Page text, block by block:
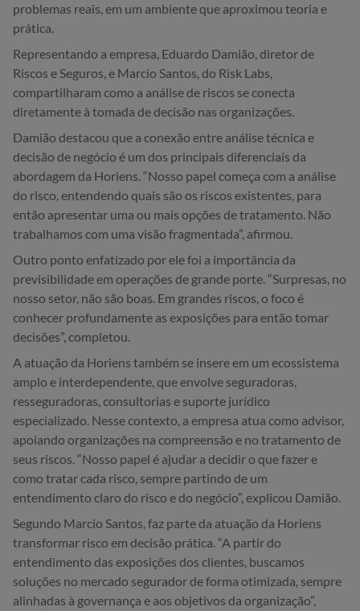
problemas reais, em um ambiente que aproximou teoria e
prática.
Representando a empresa, Eduardo Damião, diretor de
Riscos e Seguros, e Marcio Santos, do Risk Labs,
compartilharam como a análise de riscos se conecta
diretamente à tomada de decisão nas organizações.
Damião destacou que a conexão entre análise técnica e
decisão de negócio é um dos principais diferenciais da
abordagem da Horiens. “Nosso papel começa com a análise
do risco, entendendo quais são os riscos existentes, para
então apresentar uma ou mais opções de tratamento. Não
trabalhamos com uma visão fragmentada”, afirmou.
Outro ponto enfatizado por ele foi a importância da
previsibilidade em operações de grande porte. “Surpresas, no
nosso setor, não são boas. Em grandes riscos, o foco é
conhecer profundamente as exposições para então tomar
decisões”, completou.
A atuação da Horiens também se insere em um ecossistema
amplo e interdependente, que envolve seguradoras,
resseguradoras, consultorias e suporte jurídico
especializado. Nesse contexto, a empresa atua como advisor,
apoiando organizações na compreensão e no tratamento de
seus riscos. “Nosso papel é ajudar a decidir o que fazer e
como tratar cada risco, sempre partindo de um
entendimento claro do risco e do negócio”, explicou Damião.
Segundo Marcio Santos, faz parte da atuação da Horiens
transformar risco em decisão prática. “A partir do
entendimento das exposições dos clientes, buscamos
soluções no mercado segurador de forma otimizada, sempre
alinhadas à governança e aos objetivos da organização”,